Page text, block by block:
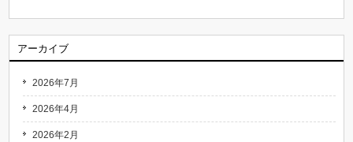
アーカイブ
2026年7月
2026年4月
2026年2月